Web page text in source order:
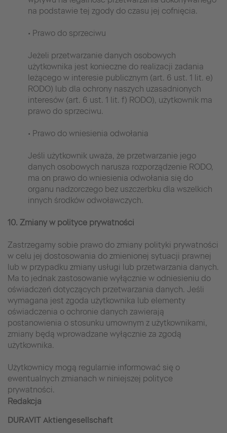
na podstawie tej zgody do czasu jej cofnięcia.
• Prawo do sprzeciwu
Jeżeli przetwarzanie danych osobowych
użytkownika jest konieczne do realizacji zadania
leżącego w interesie publicznym (art. 6 ust. 1 lit. e)
RODO) lub dla ochrony naszych uzasadnionych
interesów (art. 6 ust. 1 lit. f) RODO), użytkownik ma
prawo do sprzeciwu.
• Prawo do wniesienia odwołania
Jeśli użytkownik uważa, że przetwarzanie jego
danych osobowych narusza rozporządzenie RODO,
ma on prawo do wniesienia odwołania się do
organu nadzorczego bez uszczerbku dla wszelkich
innych środków odwoławczych.
10. Zmiany w polityce prywatności
Zastrzegamy sobie prawo do zmiany polityki prywatności
w celu jej dostosowania do zmienionej sytuacji prawnej
lub w przypadku zmiany usługi lub przetwarzania danych.
Ma to jednak zastosowanie wyłącznie w odniesieniu do
oświadczeń dotyczących przetwarzania danych. Jeśli
wymagana jest zgoda użytkownika lub elementy
oświadczenia o ochronie danych zawierają
postanowienia o stosunku umownym z użytkownikami,
zmiany będą wprowadzane wyłącznie za zgodą
użytkownika.
Użytkownicy mogą regularnie informować się o
ewentualnych zmianach w niniejszej polityce
prywatności.
Redakcja
DURAVIT Aktiengesellschaft